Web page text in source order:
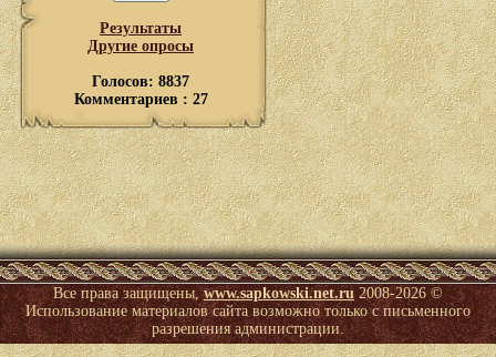
Результаты
Другие опросы
Голосов: 8837
Комментариев : 27
Все права защищены,www.sapkowski.net.ru2008-2026 ©
Использование материалов сайта возможно только с письменного
разрешения администрации.